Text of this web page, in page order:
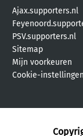
Ajax.supporters.nl
PSV.supporters.nl
Sitemap
Mijn voorkeuren
Cookie-instellingen